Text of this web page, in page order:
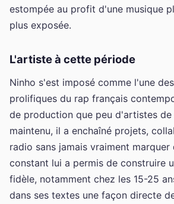
estompée au profit d'une musique
plus exposée.
L'artiste à cette période
Ninho s'est imposé comme l'une
prolifiques du rap français
de production que peu d'artistes
maintenu, il a enchaîné projets,
radio sans jamais vraiment marquer
constant lui a permis de construire
fidèle, notamment chez les 15-25
dans ses textes une façon directe